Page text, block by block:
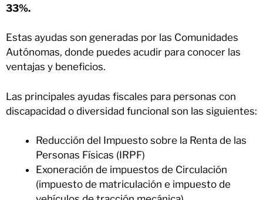
33%.
Estas ayudas son generadas por las Comunidades
Autónomas, donde puedes acudir para conocer las
ventajas y beneficios.
Las principales ayudas fiscales para personas con
discapacidad o diversidad funcional son las siguientes:
Reducción del Impuesto sobre la Renta de las
Personas Físicas (IRPF)
Exoneración de impuestos de Circulación
(impuesto de matriculación e impuesto de